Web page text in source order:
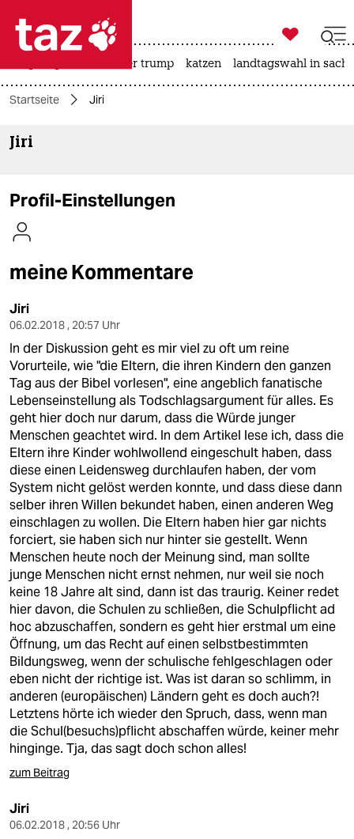

themen
kultur
sport
berlin
nord
wahrheit
verlag
verlag
veranstaltungen
shop
fragen & hilfe
unterstützen
abo
genossenschaft
epaper login

taz zahl ich
usa unter trump katzen landtagswahl in
Startseite Jiri
Jiri
Profil-Einstellungen
meine Kommentare
Jiri
06.02.2018 , 20:57 Uhr
In der Diskussion geht es mir viel zu oft um reine
Vorurteile, wie "die Eltern, die ihren Kindern den ganzen
Tag aus der Bibel vorlesen", eine angeblich fanatische
Lebenseinstellung als Todschlagsargument für alles. Es
geht hier doch nur darum, dass die Würde junger
Menschen geachtet wird. In dem Artikel lese ich, dass die
Eltern ihre Kinder wohlwollend eingeschult haben, dass
diese einen Leidensweg durchlaufen haben, der vom
System nicht gelöst werden konnte, und dass diese dann
selber ihren Willen bekundet haben, einen anderen Weg
einschlagen zu wollen. Die Eltern haben hier gar nichts
forciert, sie haben sich nur hinter sie gestellt. Wenn
Menschen heute noch der Meinung sind, man sollte
junge Menschen nicht ernst nehmen, nur weil sie noch
keine 18 Jahre alt sind, dann ist das traurig. Keiner redet
hier davon, die Schulen zu schließen, die Schulpflicht ad
hoc abzuschaffen, sondern es geht hier erstmal um eine
Öffnung, um das Recht auf einen selbstbestimmten
Bildungsweg, wenn der schulische fehlgeschlagen oder
eben nicht der richtige ist. Was ist daran so schlimm, in
anderen (europäischen) Ländern geht es doch auch?!
Letztens hörte ich wieder den Spruch, dass, wenn man
die Schul(besuchs)pflicht abschaffen würde, keiner mehr
hinginge. Tja, das sagt doch schon alles!
zum Beitrag
Jiri
06.02.2018 , 20:56 Uhr